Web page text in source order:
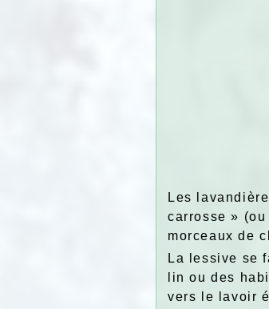
Les
carrosse »
morceaux de
La lessive se
lin ou des
vers le lavoir